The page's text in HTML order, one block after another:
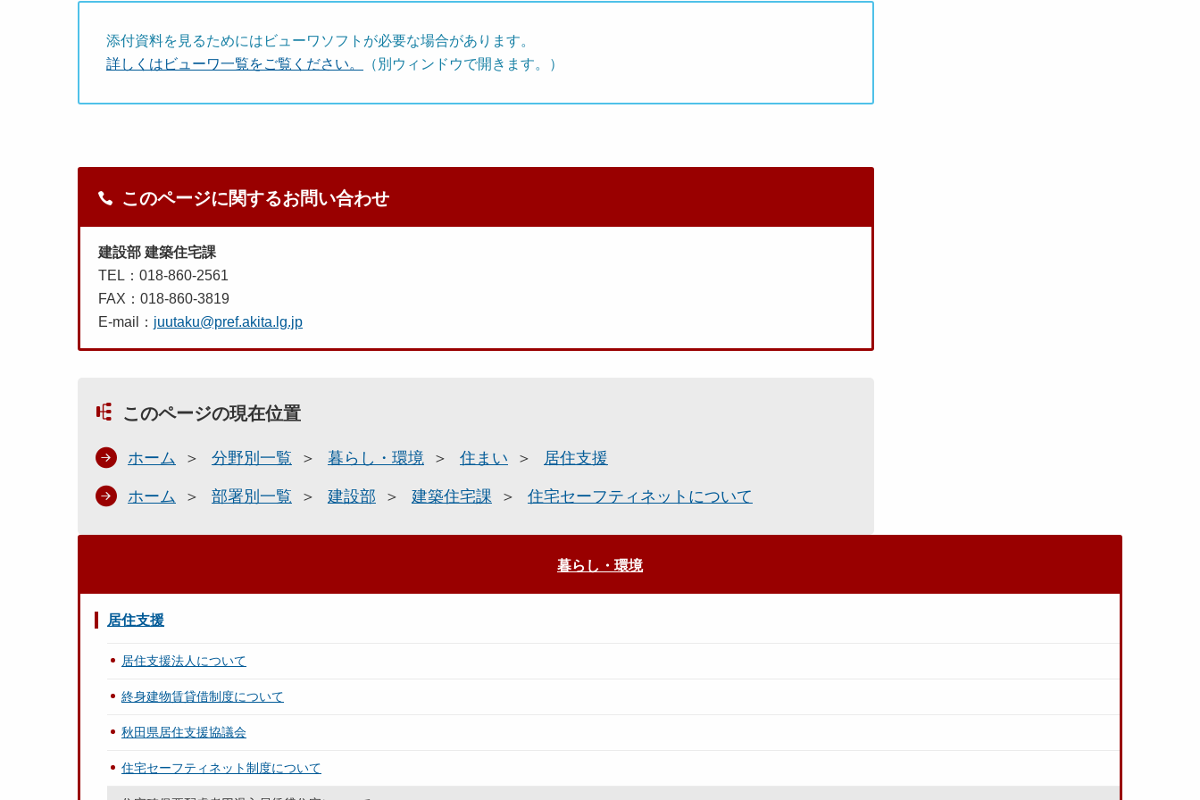
添付資料を見るためにはビューワソフトが必要な場合があります。
詳しくはビューワ一覧をご覧ください。
（別ウィンドウで開きます。）
このページに関するお問い合わせ
建設部 建築住宅課
TEL：018-860-2561
FAX：018-860-3819
E-mail： juutaku@pref.akita.lg.jp
このページの現在位置
ホーム 分野別一覧 暮らし・環境 住まい 居住支援
ホーム 部署別一覧 建設部 建築住宅課 住宅セーフティネットについて
暮らし・環境
居住支援
居住支援法人について
終身建物賃貸借制度について
秋田県居住支援協議会
住宅セーフティネット制度について